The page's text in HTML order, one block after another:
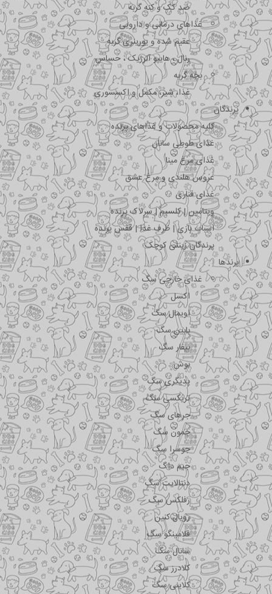
ضد کک و کنه گربه
غذاهای درمانی و دارویی
عقیم شده و یورینری گربه
رنال ، هایپو آلرژیک ، حساس
بچه گربه
غذا، شیر، مکمل و اکسسوری
پرندگان
کلیه محصولات و غذاهای پرنده
غذای طوطی سانان
غذای مرغ مینا
عروس هلندی و مرغ عشق
غذای قناری
ویتامین | کلسیم | سرلاک پرنده
اسباب بازی | ظرف غذا | قفس پرنده
پرندگان زینتی کوچک
برندها
غذای خارجی سگ
اکسل
اویمال سگ
بابین سگ
بیفار سگ
بوش
پدیگری سگ
تریکسی سگ
جرهای سگ
جمون سگ
جوسرا سگ
جیم داگ
دنتالایت سگ
رفلکس سگ
رویال کنین
فلامینگو سگ
سانال سگ
کلادرز سگ
کلاینی سگ